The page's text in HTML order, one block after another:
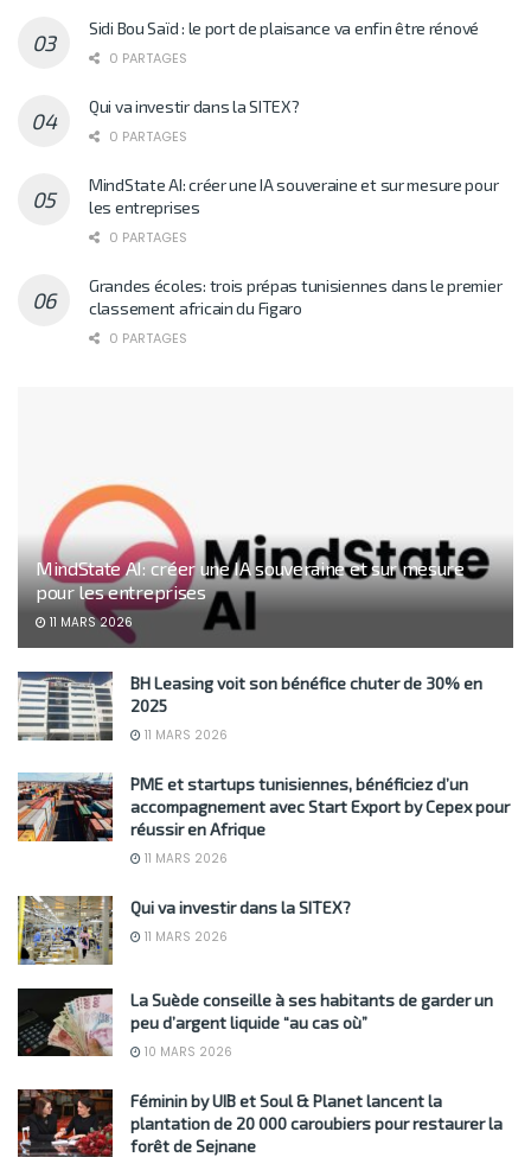
Sidi Bou Saïd : le port de plaisance va enfin être rénové
0 PARTAGES
Qui va investir dans la SITEX?
0 PARTAGES
MindState AI: créer une IA souveraine et sur mesure pour
les entreprises
0 PARTAGES
Grandes écoles: trois prépas tunisiennes dans le premier
classement africain du Figaro
0 PARTAGES
MindState AI: créer une IA souveraine et sur mesure
pour les entreprises
11 MARS 2026
BH Leasing voit son bénéfice chuter de 30% en
2025
11 MARS 2026
PME et startups tunisiennes, bénéficiez d’un
accompagnement avec Start Export by Cepex pour
réussir en Afrique
11 MARS 2026
Qui va investir dans la SITEX?
11 MARS 2026
La Suède conseille à ses habitants de garder un
peu d’argent liquide “au cas où”
10 MARS 2026
Féminin by UIB et Soul & Planet lancent la
plantation de 20 000 caroubiers pour restaurer la
forêt de Sejnane